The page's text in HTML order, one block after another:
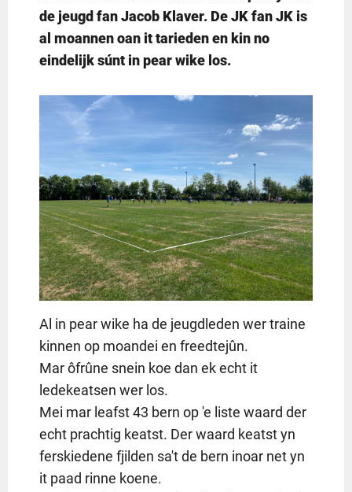
de jeugd fan Jacob Klaver. De JK fan JK is
al moannen oan it tarieden en kin no
eindelijk súnt in pear wike los.
Al in pear wike ha de jeugdleden wer traine
kinnen op moandei en freedtejûn.
Mar ôfrûne snein koe dan ek echt it
ledekeatsen wer los.
Mei mar leafst 43 bern op 'e liste waard der
echt prachtig keatst. Der waard keatst yn
ferskiedene fjilden sa't de bern inoar net yn
it paad rinne koene.